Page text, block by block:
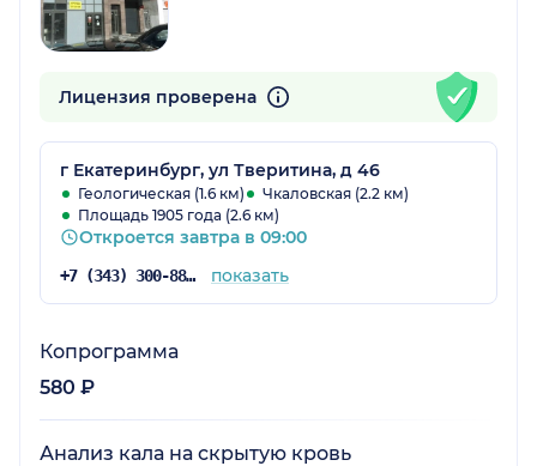
Лицензия проверена
г Екатеринбург, ул Тверитина, д 46
Геологическая (1.6 км)
Чкаловская (2.2 км)
Площадь 1905 года (2.6 км)
Откроется завтра в 09:00
+7 (343) 300-88-69 показать
Копрограмма
580 ₽
Анализ кала на скрытую кровь